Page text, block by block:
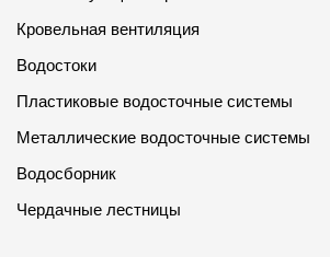
Кровельная вентиляция
Водостоки
Пластиковые водосточные системы
Металлические водосточные системы
Водосборник
Чердачные лестницы